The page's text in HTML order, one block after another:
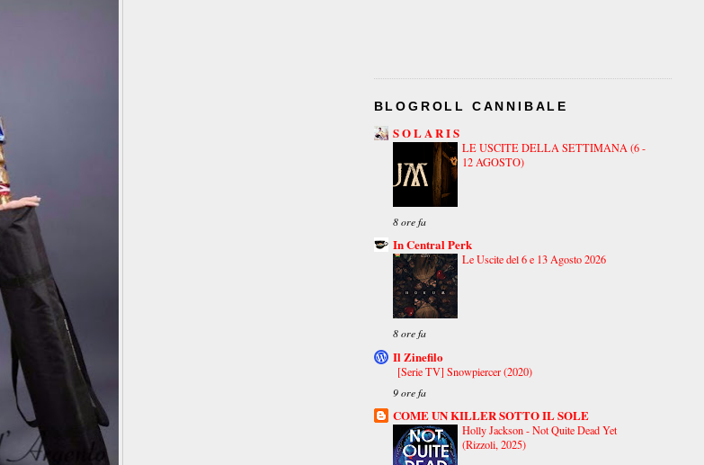
BLOGROLL CANNIBALE
S O L A R I S
LE USCITE DELLA SETTIMANA (6 -
12 AGOSTO)
8 ore fa
In Central Perk
Le Uscite del 6 e 13 Agosto 2026
8 ore fa
Il Zinefilo
[Serie TV] Snowpiercer (2020)
9 ore fa
COME UN KILLER SOTTO IL SOLE
Holly Jackson - Not Quite Dead Yet
(Rizzoli, 2025)